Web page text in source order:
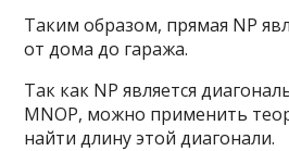
Таким образом, прямая NP
от дома до гаража.
Так как NP является
MNOP, можно применить
найти длину этой диагонали.